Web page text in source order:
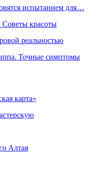
испытанием для…
красоты
реальностью
Точные симптомы
карта»
Алтая